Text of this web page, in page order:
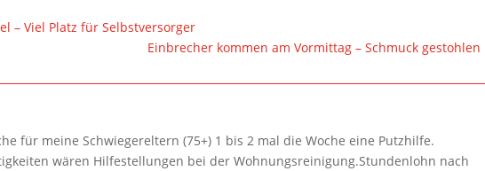
– Viel Platz für Selbstversorger
Einbrecher kommen am Vormittag – Schmuck gestohlen
für meine Schwiegereltern (75+) 1 bis 2 mal die Woche eine Putzhilfe.
wären Hilfestellungen bei der Wohnungsreinigung.Stundenlohn nach